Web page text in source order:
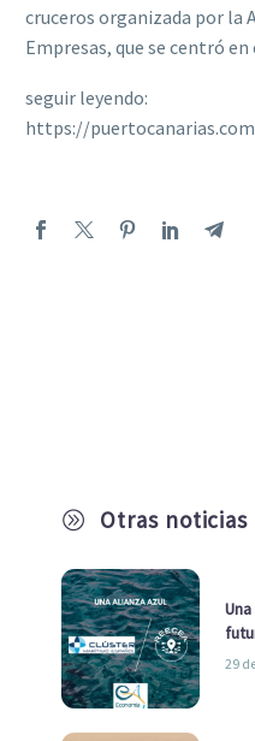
A Otras noticias
29
cruceros organizada por la
Empresas, que se centró
seguir leyendo:
https://